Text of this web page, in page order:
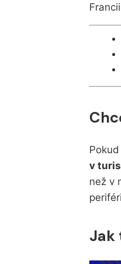
v
než v
Jak